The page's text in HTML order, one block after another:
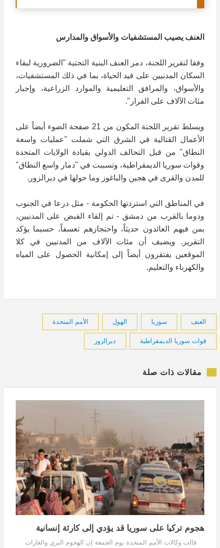
العنف يصيب المستشفيات والأسواق والمدارس
وفقا لتقرير اللجنة، دمر العنف البنية التحتية "الضرورية لبقاء
السكان المدنيين على قيد الحياة، بما في ذلك المستشفيات،
والأسواق، والمرافق التعليمية والموارد الزراعية، وإجبار
مئات الآلاف على الفرار".
ويسلط تقرير اللجنة المكون من 21 صفحة الضوء أيضاً على
الأعمال القتالية في الشرق التي شملت "عمليات واسعة
النطاق" من قبل التحالف الدولي بقيادة الولايات المتحدة
وقوات سوريا الديمقراطية، وتسببت في "دمار واسع النطاق"
للمدن والقرى في هجين والباغوز وما حولها في ديرالزور.
في المناطق التي استردتها الحكومة - مثل درعا في الجنوب
ودوما بالقرب من دمشق - تم إلقاء القبض على المدنيين،
بمن فيهم العائدون حديثاً، واحتجازهم تعسفاً، حسبما يؤكد
التقرير. ويضيف أن مئات الآلاف من المدنيين في كلا
الموقعين يفتقرون أيضاً إلى إمكانية الحصول على المياه
والكهرباء والتعليم.
العنف سوريا الهول الأمم المتحدة
قوات سوريا الديمقراطية ديرالزور
مقالات ذات صلة
هجوم تركيا على سوريا قد يؤدي إلى كارثة إنسانية
قالت وكالات الأمم المتحدة يوم الجمعة إن الهجوم البري والغارات